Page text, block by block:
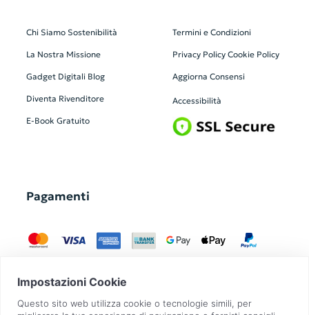
Chi Siamo Sostenibilità
La Nostra Missione
Gadget Digitali Blog
Diventa Rivenditore
E-Book Gratuito
Termini e Condizioni
Privacy Policy Cookie Policy
Aggiorna Consensi
Accessibilità
Pagamenti